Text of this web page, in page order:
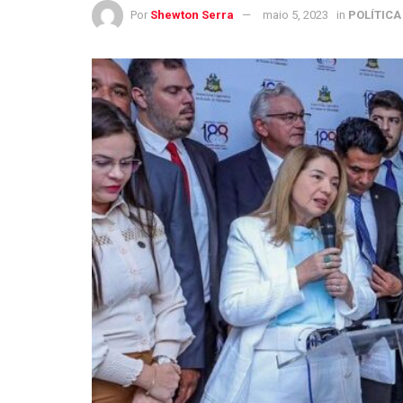
Por Shewton Serra maio 5, 2023 in POLÍTICA